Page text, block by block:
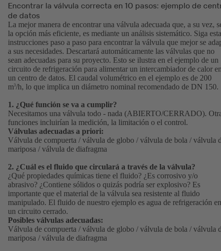
Encontrar la válvula correcta en 10 pasos: ejemplo de
de datos
La mejor manera de encontrar una válvula adecuada que, a su vez,
la opción más eficiente, es mediante un análisis sistemático. Siga
instrucciones paso a paso para encontrar la válvula que mejor se
a sus necesidades. Descartará automáticamente las válvulas que no
sean adecuadas para su proyecto. Esto se ilustra en el ejemplo de un
circuito de refrigeración para alimentar un intercambiador de calor
un centro de datos. El caudal volumétrico en el ejemplo es de 200
m3/h, lo que implica un diámetro nominal recomendado de DN 150.
1. ¿Qué función se va a cumplir?
Necesitamos una válvula todo - nada (ABIERTO/CERRADO).
funciones incluirían la medición, la limitación o el control.
Válvulas adecuadas a priori:
Válvula de compuerta / válvula de globo / válvula de bola / válvula
mariposa / válvula de diafragma
2. ¿Cuál es el fluido que circulará a través de la válvula?
¿Qué propiedades químicas tiene el fluido? ¿Es corrosivo y/o
abrasivo? ¿Contiene sólidos o quizás podría ser explosivo? Es
importante que el material de la válvula sea resistente al fluido
manipulado. El fluido de nuestro ejemplo es agua de refrigeración en
un circuito cerrado.
Posibles válvulas adecuadas:
Válvula de compuerta / válvula de globo / válvula de bola / válvula
mariposa / válvula de diafragma